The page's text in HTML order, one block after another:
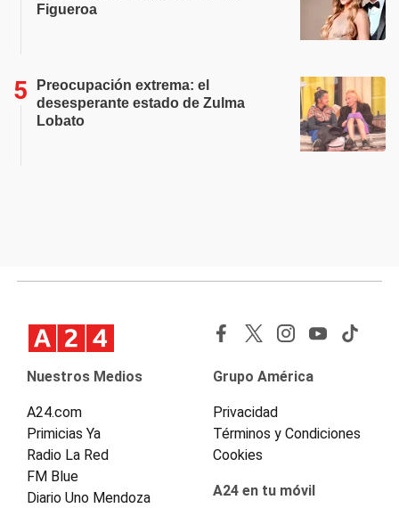
Figueroa
Preocupación extrema: el
desesperante estado de Zulma
Lobato
Nuestros Medios
A24.com
Primicias Ya
Radio La Red
FM Blue
Diario Uno Mendoza
Grupo América
Privacidad
Términos y Condiciones
Cookies
A24 en tu móvil